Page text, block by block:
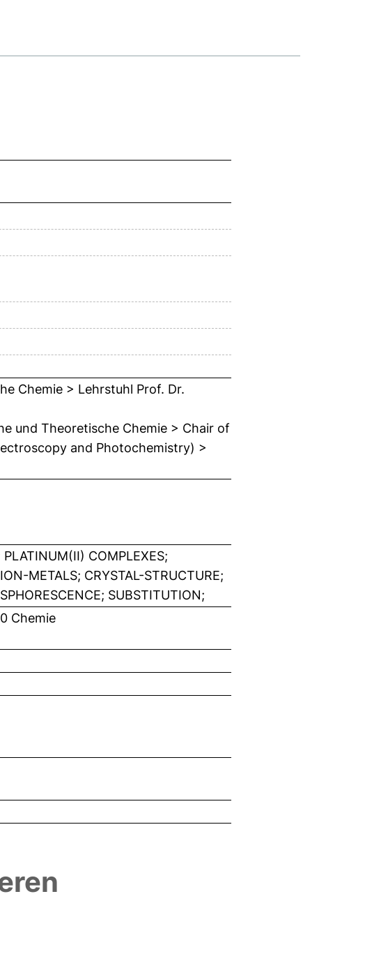
Chemie > Lehrstuhl Prof. Dr.
und Theoretische Chemie > Chair of
and Photochemistry) >
COMPLEXES;
METALS; CRYSTAL-STRUCTURE;
SUBSTITUTION;
Chemie